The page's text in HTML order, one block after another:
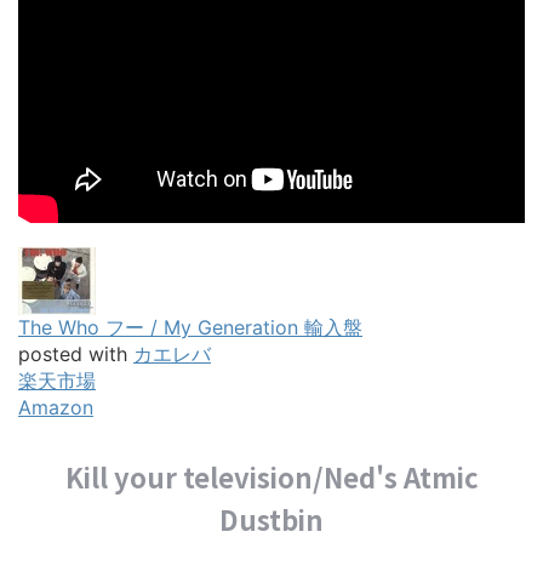
The Who フー / My Generation 輸入盤
posted with カエレバ
楽天市場
Amazon
Kill your television/Ned's Atmic
Dustbin